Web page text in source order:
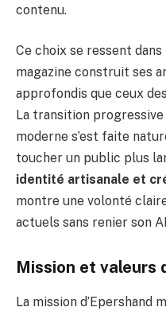
contenu.
Ce choix se ressent
magazine construit ses
approfondis que ceux
La transition
moderne s’est faite
toucher un public plus
identité artisanale et
montre une volonté
actuels sans renier son
Mission et valeurs
La mission d’Epershand